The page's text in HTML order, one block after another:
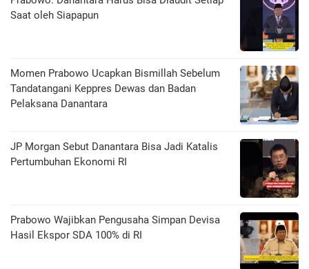
Saat oleh Siapapun
Momen Prabowo Ucapkan Bismillah Sebelum
Tandatangani Keppres Dewas dan Badan
Pelaksana Danantara
JP Morgan Sebut Danantara Bisa Jadi Katalis
Pertumbuhan Ekonomi RI
Prabowo Wajibkan Pengusaha Simpan Devisa
Hasil Ekspor SDA 100% di RI